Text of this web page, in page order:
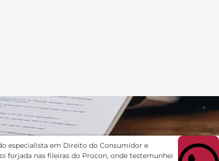
especialista em Direito do Consumidor e
forjada nas fileiras do Procon, onde testemunhei